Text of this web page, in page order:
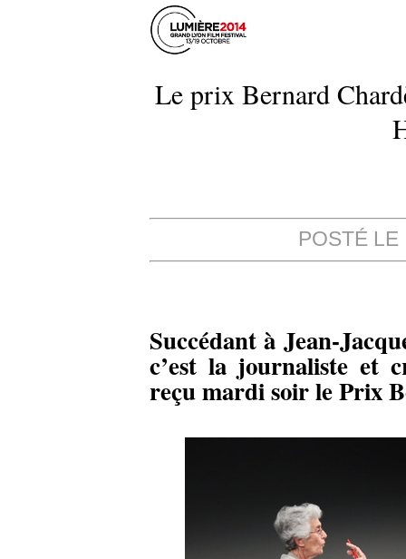
Le prix Bernard
POSTÉ
Succédant à Jean-
c’est la journaliste et
reçu mardi soir le Prix